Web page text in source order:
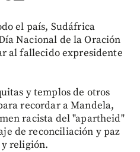
el país, Sudáfrica
Nacional de la Oración
al fallecido expresidente
y templos de otros
recordar a Mandela,
racista del "apartheid"
de reconciliación y paz
religión.